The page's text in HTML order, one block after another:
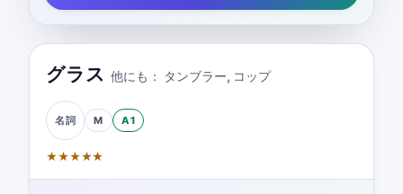
グラス 他にも： タンブラー, コップ
名詞 M A1
★★★★★